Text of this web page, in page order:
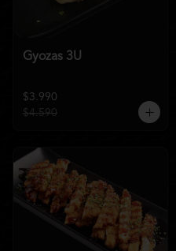
Gyozas 3U
$3.990
$4.590